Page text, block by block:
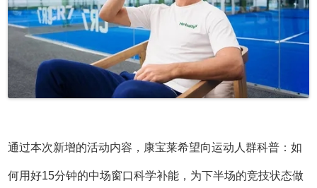
通过本次新增的活动内容，康宝莱希望向运动人群科普：如
何用好15分钟的中场窗口科学补能，为下半场的竞技状态做